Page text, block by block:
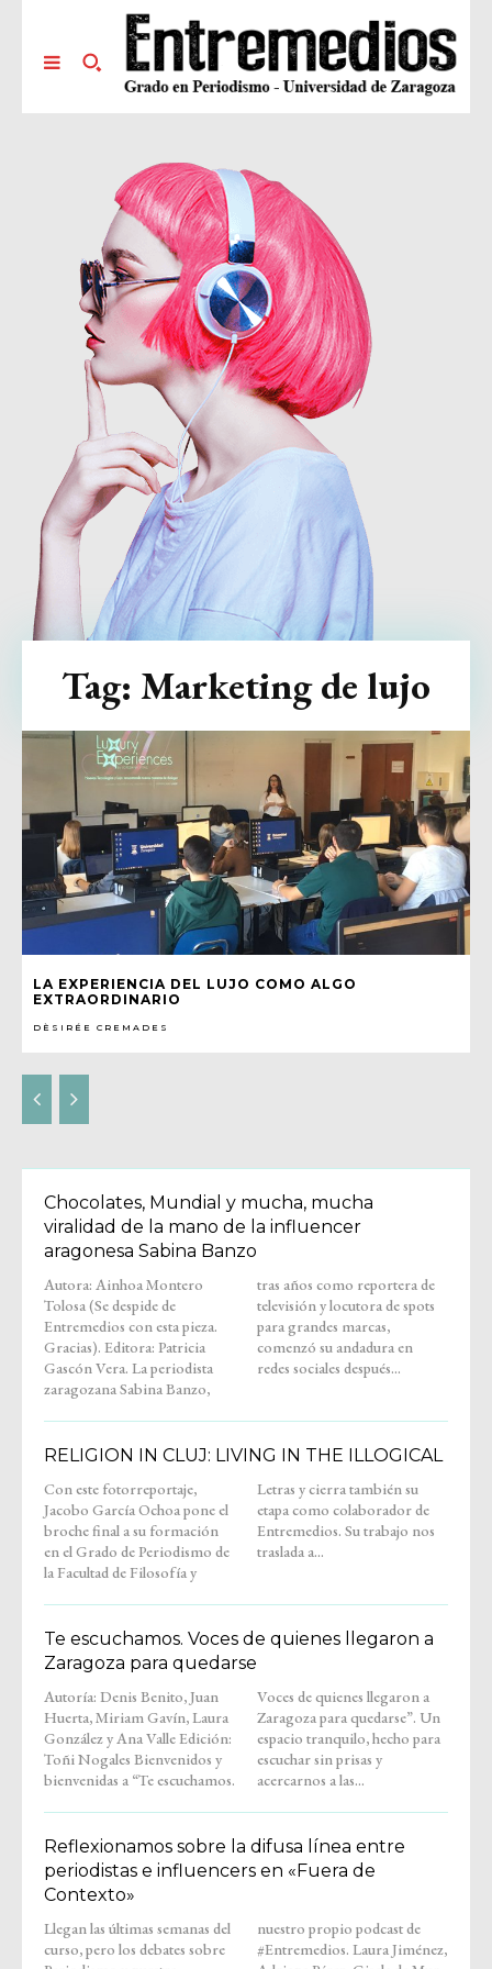
LA EXPERIENCIA DEL LUJO COMO ALGO
EXTRAORDINARIO
DÈSIRÉE CREMADES
Tag: Marketing de lujo
Chocolates, Mundial y mucha, mucha
viralidad de la mano de la influencer
aragonesa Sabina Banzo
Autora: Ainhoa Montero
Tolosa (Se despide de
Entremedios con esta pieza.
Gracias). Editora: Patricia
Gascón Vera. La periodista
zaragozana Sabina Banzo,
tras años como reportera de
televisión y locutora de spots
para grandes marcas,
comenzó su andadura en
redes sociales después...
RELIGION IN CLUJ: LIVING IN THE ILLOGICAL
Con este fotorreportaje,
Jacobo García Ochoa pone el
broche final a su formación
en el Grado de Periodismo de
la Facultad de Filosofía y
Letras y cierra también su
etapa como colaborador de
Entremedios. Su trabajo nos
traslada a...
Te escuchamos. Voces de quienes llegaron a
Zaragoza para quedarse
Autoría: Denis Benito, Juan
Huerta, Miriam Gavín, Laura
González y Ana Valle Edición:
Toñi Nogales Bienvenidos y
bienvenidas a “Te escuchamos.
Voces de quienes llegaron a
Zaragoza para quedarse”. Un
espacio tranquilo, hecho para
escuchar sin prisas y
acercarnos a las...
Reflexionamos sobre la difusa línea entre
periodistas e influencers en «Fuera de
Contexto»
Llegan las últimas semanas del
curso, pero los debates sobre
nuestro propio podcast de
#Entremedios. Laura Jiménez,